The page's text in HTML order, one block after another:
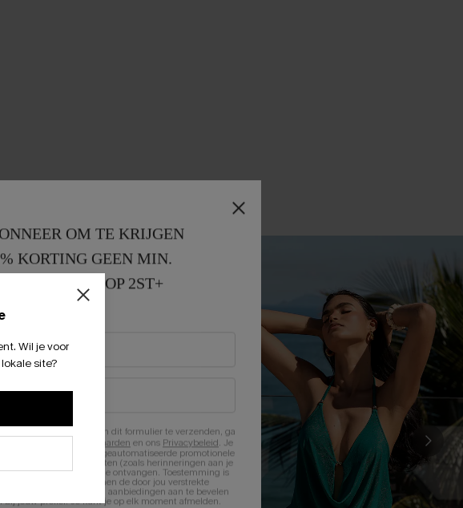
Wil je voor
site?
OM TE KRIJGEN
KORTING GEEN MIN.
15% KORTING OP 2ST+
in te vullen en dit formulier te verzenden, ga
Algemene Voorwaarden en ons Privacybeleid. Je
mee in om herhaalde geautomatiseerde promotionele
marketingberichten (zoals herinneringen aan je
en e-mails van Cupshe te ontvangen. Toestemming is
een aankoop. We kunnen de door jou verstrekte
om producten en aanbiedingen aan te bevelen
bij jouw profiel. Je kunt je op elk moment afmelden.